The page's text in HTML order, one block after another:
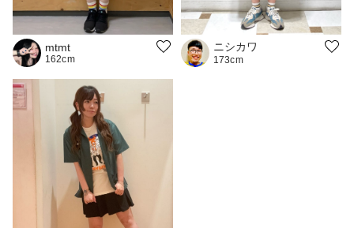
mtmt
162cm
ニシカワ
173cm